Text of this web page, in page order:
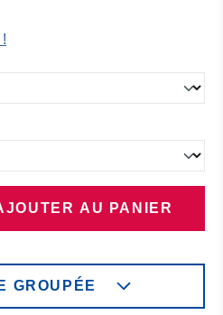
AU PANIER
GROUPÉE